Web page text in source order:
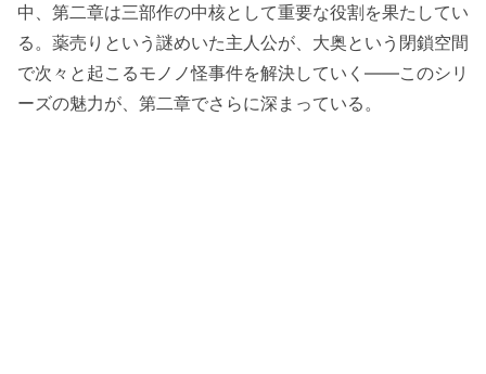
中、第二章は三部作の中核として重要な役割を果たしてい
る。薬売りという謎めいた主人公が、大奥という閉鎖空間
で次々と起こるモノノ怪事件を解決していく——このシリ
ーズの魅力が、第二章でさらに深まっている。